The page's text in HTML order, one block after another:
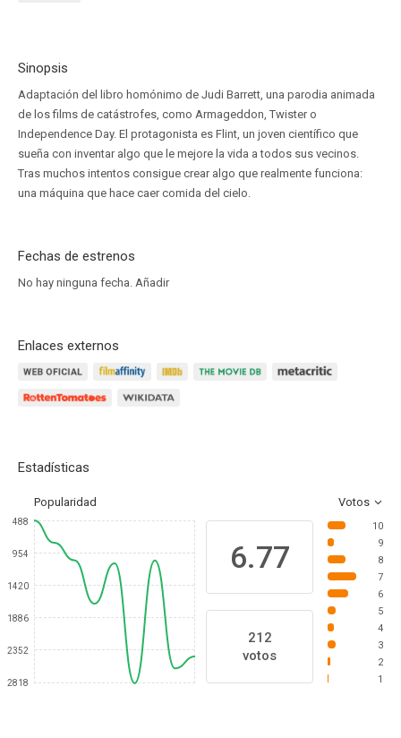
Sinopsis
Adaptación del libro homónimo de Judi Barrett, una parodia animada
de los films de catástrofes, como Armageddon, Twister o
Independence Day. El protagonista es Flint, un joven científico que
sueña con inventar algo que le mejore la vida a todos sus vecinos.
Tras muchos intentos consigue crear algo que realmente funciona:
una máquina que hace caer comida del cielo.
Fechas de estrenos
No hay ninguna fecha. Añadir
Enlaces externos
Estadísticas
Popularidad Votos
488
954
1420
1886
2352
2818
6.77
212
votos
10
9
8
7
6
5
4
3
2
1